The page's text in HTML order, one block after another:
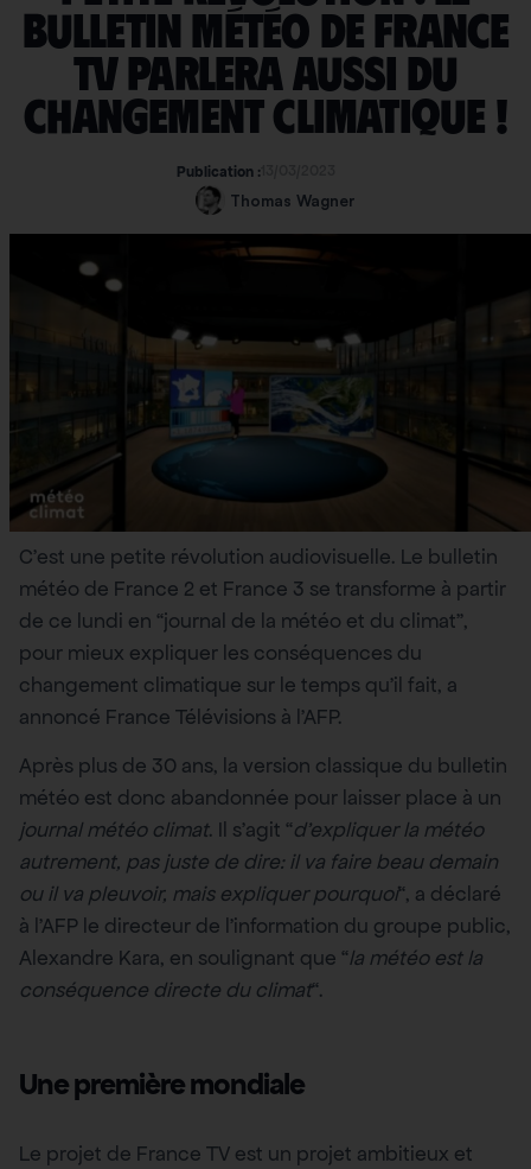
bulletin météo de France
TV parlera aussi du
changement climatique !
Publication :
Thomas Wagner
C’est une petite révolution audiovisuelle. Le bulletin
météo de France 2 et France 3 se transforme à partir
de ce lundi en “journal de la météo et du climat”,
pour mieux expliquer les conséquences du
changement climatique sur le temps qu’il fait, a
annoncé France Télévisions à l’AFP.
Après plus de 30 ans, la version classique du bulletin
météo est donc abandonnée pour laisser place à un
journal météo climat. Il s’agit “d’expliquer la météo
autrement, pas juste de dire: il va faire beau demain
ou il va pleuvoir, mais expliquer pourquoi“, a déclaré
à l’AFP le directeur de l’information du groupe public,
Alexandre Kara, en soulignant que “la météo est la
conséquence directe du climat“.
Une première mondiale
Le projet de France TV est un projet ambitieux et